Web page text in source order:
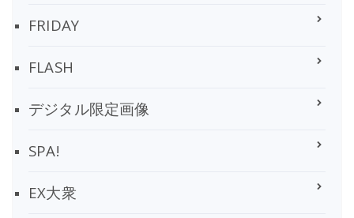
FRIDAY
FLASH
デジタル限定画像
SPA!
EX大衆